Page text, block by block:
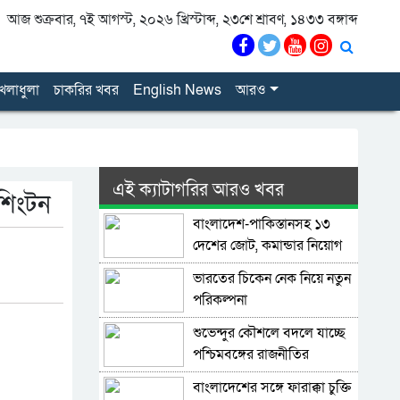
আজ শুক্রবার, ৭ই আগস্ট, ২০২৬ খ্রিস্টাব্দ, ২৩শে শ্রাবণ, ১৪৩৩ বঙ্গাব্দ
চাকরির খবর English News আরও
এই ক্যাটাগরির আরও খবর
বাংলাদেশ-পাকিস্তানসহ ১৩
দেশের জোট, কমান্ডার নিয়োগ
দিল সৌদি আরব
ভারতের চিকেন নেক নিয়ে নতুন
পরিকল্পনা
শুভেন্দুর কৌশলে বদলে যাচ্ছে
পশ্চিমবঙ্গের রাজনীতির
সমীকরণ
বাংলাদেশের সঙ্গে ফারাক্কা চুক্তি